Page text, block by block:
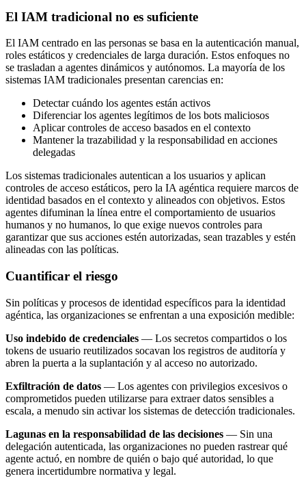
El IAM tradicional no es suficiente
El IAM centrado en las personas se basa en la autenticación manual,
roles estáticos y credenciales de larga duración. Estos enfoques no
se trasladan a agentes dinámicos y autónomos. La mayoría de los
sistemas IAM tradicionales presentan carencias en:
Detectar cuándo los agentes están activos
Diferenciar los agentes legítimos de los bots maliciosos
Aplicar controles de acceso basados en el contexto
Mantener la trazabilidad y la responsabilidad en acciones
delegadas
Los sistemas tradicionales autentican a los usuarios y aplican
controles de acceso estáticos, pero la IA agéntica requiere marcos de
identidad basados en el contexto y alineados con objetivos. Estos
agentes difuminan la línea entre el comportamiento de usuarios
humanos y no humanos, lo que exige nuevos controles para
garantizar que sus acciones estén autorizadas, sean trazables y estén
alineadas con las políticas.
Cuantificar el riesgo
Sin políticas y procesos de identidad específicos para la identidad
agéntica, las organizaciones se enfrentan a una exposición medible:
Uso indebido de credenciales — Los secretos compartidos o los
tokens de usuario reutilizados socavan los registros de auditoría y
abren la puerta a la suplantación y al acceso no autorizado.
Exfiltración de datos — Los agentes con privilegios excesivos o
comprometidos pueden utilizarse para extraer datos sensibles a
escala, a menudo sin activar los sistemas de detección tradicionales.
Lagunas en la responsabilidad de las decisiones — Sin una
delegación autenticada, las organizaciones no pueden rastrear qué
agente actuó, en nombre de quién o bajo qué autoridad, lo que
genera incertidumbre normativa y legal.